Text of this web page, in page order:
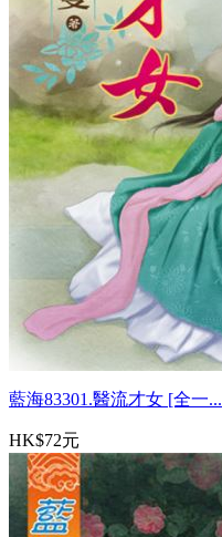
藍海83301.醫流才女 [全一...
HK$72元